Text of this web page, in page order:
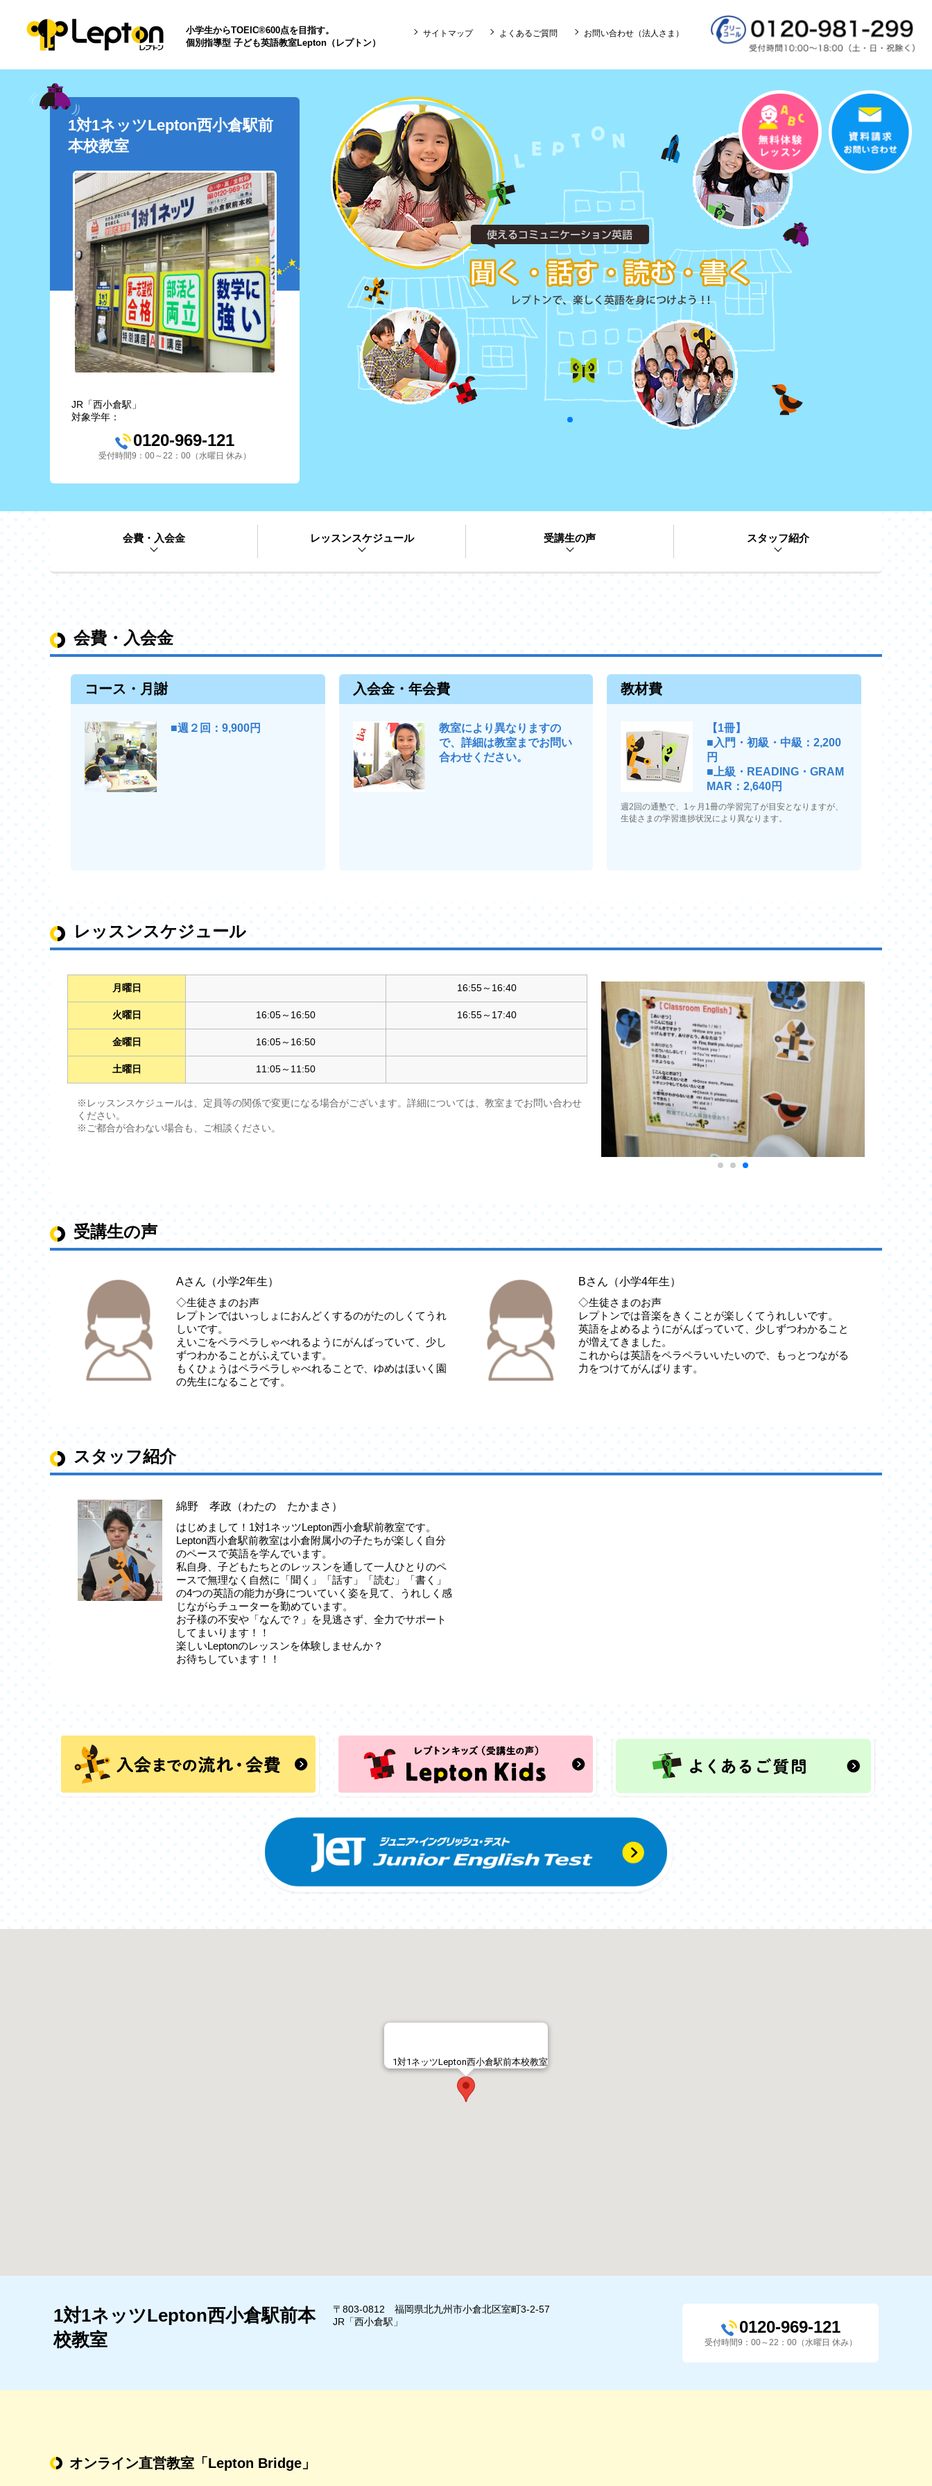
小学生からTOEIC®600点を目指す。
個別指導型 子ども英語教室Lepton（レプトン）
サイトマップ よくあるご質問 お問い合わせ（法人さま）
1対1ネッツLepton西小倉駅前
本校教室
JR「西小倉駅」
対象学年：
0120-969-121
受付時間9：00～22：00（水曜日 休み）
会費・入会金 レッスンスケジュール 受講生の声 スタッフ紹介
会費・入会金
コース・月謝
■週２回：9,900円
入会金・年会費
教室により異なりますの
で、詳細は教室までお問い
合わせください。
教材費
【1冊】
■入門・初級・中級：2,200
円
■上級・READING・GRAM
MAR：2,640円
週2回の通塾で、1ヶ月1冊の学習完了が目安となりますが、
生徒さまの学習進捗状況により異なります。
レッスンスケジュール
月曜日 16:55～16:40
火曜日 16:05～16:50 16:55～17:40
金曜日 16:05～16:50
土曜日 11:05～11:50
※レッスンスケジュールは、定員等の関係で変更になる場合がございます。詳細については、教室までお問い合わせ
ください。
※ご都合が合わない場合も、ご相談ください。
受講生の声
Aさん（小学2年生）
◇生徒さまのお声
レプトンではいっしょにおんどくするのがたのしくてうれ
しいです。
えいごをペラペラしゃべれるようにがんばっていて、少し
ずつわかることがふえています。
もくひょうはペラペラしゃべれることで、ゆめはほいく園
の先生になることです。
Bさん（小学4年生）
◇生徒さまのお声
レプトンでは音楽をきくことが楽しくてうれしいです。
英語をよめるようにがんばっていて、少しずつわかること
が増えてきました。
これからは英語をペラペラいいたいので、もっとつながる
力をつけてがんばります。
スタッフ紹介
綿野 孝政（わたの たかまさ）
はじめまして！1対1ネッツLepton西小倉駅前教室です。
Lepton西小倉駅前教室は小倉附属小の子たちが楽しく自分
のペースで英語を学んでいます。
私自身、子どもたちとのレッスンを通して一人ひとりのペ
ースで無理なく自然に「聞く」「話す」「読む」「書く」
の4つの英語の能力が身についていく姿を見て、うれしく感
じながらチューターを勤めています。
お子様の不安や「なんで？」を見逃さず、全力でサポート
してまいります！！
楽しいLeptonのレッスンを体験しませんか？
お待ちしています！！
1対1ネッツLepton西小倉駅前本校教室
1対1ネッツLepton西小倉駅前本
校教室
〒803-0812 福岡県北九州市小倉北区室町3-2-57
JR「西小倉駅」
0120-969-121
受付時間9：00～22：00（水曜日 休み）
オンライン直営教室 「Lepton Bridge」